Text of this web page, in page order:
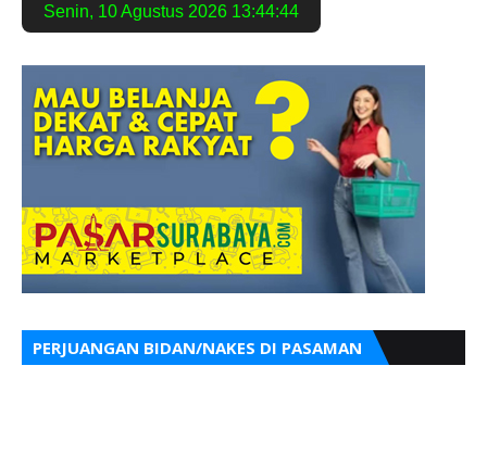
Senin, 10 Agustus 2026 13:44:46
PERJUANGAN BIDAN/NAKES DI PASAMAN